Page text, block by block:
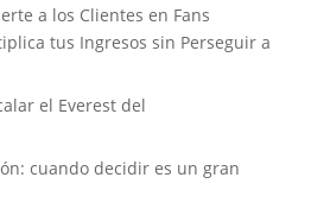
a los Clientes en Fans
tus Ingresos sin Perseguir a
el Everest del
cuando decidir es un gran